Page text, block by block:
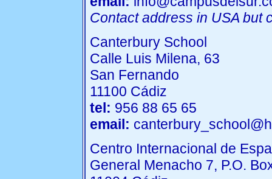
Contact address in USA but
Canterbury School
Calle Luis Milena, 63
San Fernando
11100 Cádiz
tel: 956 88 65 65
email:
Centro Internacional de
General Menacho 7, P.O.